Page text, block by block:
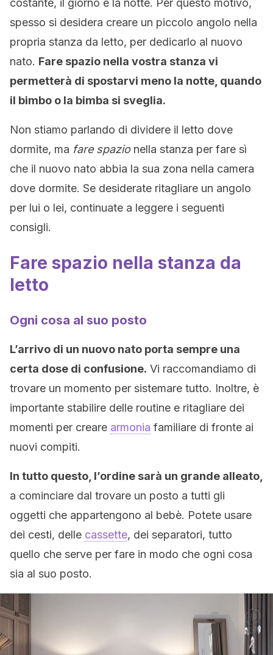
costante, il giorno e la notte. Per questo motivo,
spesso si desidera creare un piccolo angolo nella
propria stanza da letto, per dedicarlo al nuovo
nato. Fare spazio nella vostra stanza vi
permetterà di spostarvi meno la notte, quando
il bimbo o la bimba si sveglia.
Non stiamo parlando di dividere il letto dove
dormite, ma fare spazionella stanza per fare sì
che il nuovo nato abbia la sua zona nella camera
dove dormite. Se desiderate ritagliare un angolo
per lui o lei, continuate a leggere i seguenti
consigli.
Fare spazio nella stanza da
letto
Ogni cosa al suo posto
L’arrivo di un nuovo nato porta sempre una
certa dose di confusione. Vi raccomandiamo di
trovare un momento per sistemare tutto. Inoltre, è
importante stabilire delle routine e ritagliare dei
momenti per creare armonia familiare di fronte ai
nuovi compiti.
In tutto questo, l’ordine sarà un grande alleato,
a cominciare dal trovare un posto a tutti gli
oggetti che appartengono al bebè. Potete usare
dei cesti, delle cassette, dei separatori, tutto
quello che serve per fare in modo che ogni cosa
sia al suo posto.